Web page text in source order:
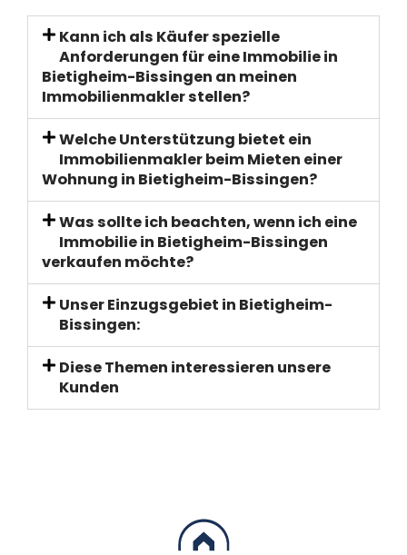
Kann ich als Käufer spezielle
Anforderungen für eine Immobilie in
Bietigheim-Bissingen an meinen
Immobilienmakler stellen?
Welche Unterstützung bietet ein
Immobilienmakler beim Mieten einer
Wohnung in Bietigheim-Bissingen?
Was sollte ich beachten, wenn ich eine
Immobilie in Bietigheim-Bissingen
verkaufen möchte?
Unser Einzugsgebiet in Bietigheim-
Bissingen:
Diese Themen interessieren unsere
Kunden